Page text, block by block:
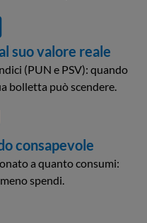
suo valore reale
(PUN e PSV): quando
bolletta può scendere.
consapevole
a quanto consumi:
spendi.